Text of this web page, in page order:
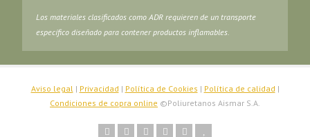
Los materiales clasificados como ADR requieren de un transporte
específico diseñado para contener productos inflamables.
Aviso legal| Privacidad | Política de Cookies | Política de calidad |
Condiciones de copra online ©Poliuretanos Aismar S.A.